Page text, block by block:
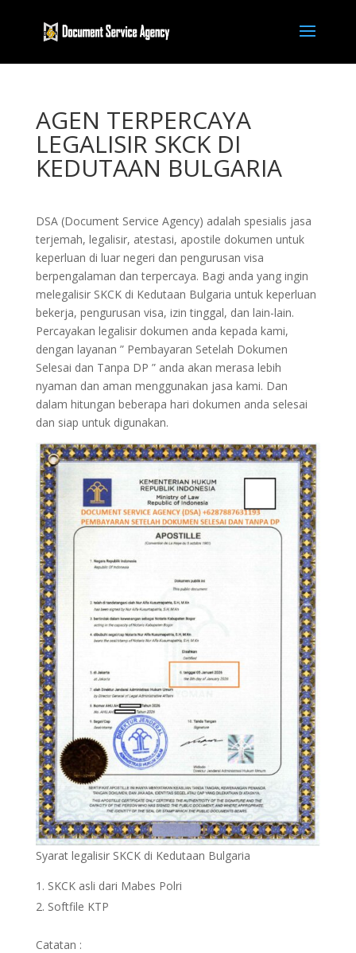
AGEN TERPERCAYA
LEGALISIR SKCK DI
KEDUTAAN BULGARIA
DSA (Document Service Agency) adalah spesialis jasa
terjemah, legalisir, atestasi, apostile dokumen untuk
keperluan di luar negeri dan pengurusan visa
berpengalaman dan terpercaya. Bagi anda yang ingin
melegalisir SKCK di Kedutaan Bulgaria untuk keperluan
bekerja, pengurusan visa, izin tinggal, dan lain-lain.
Percayakan legalisir dokumen anda kepada kami,
dengan layanan ” Pembayaran Setelah Dokumen
Selesai dan Tanpa DP ” anda akan merasa lebih
nyaman dan aman menggunakan jasa kami. Dan
dalam hitungan beberapa hari dokumen anda selesai
dan siap untuk digunakan.
Syarat legalisir SKCK di Kedutaan Bulgaria
SKCK asli dari Mabes Polri
Softfile KTP
Catatan :